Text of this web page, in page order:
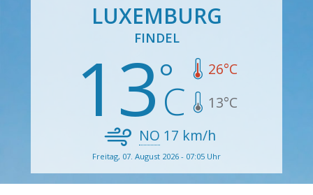
LUXEMBURG
FINDEL
13 26°C
13°C
NO 17 km/h
Freitag, 07. August 2026 - 07:05 Uhr